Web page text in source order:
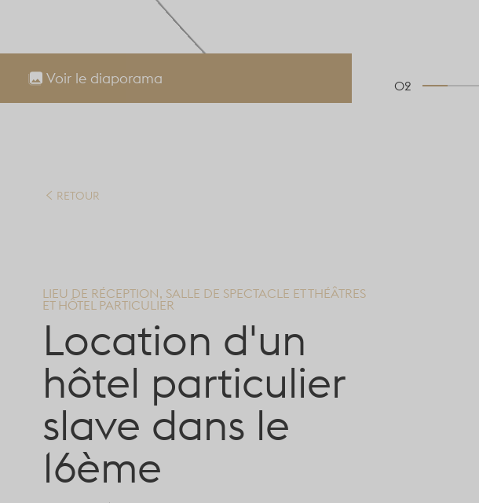
Voir le diaporama 02
RETOUR
LIEU DE RÉCEPTION, SALLE DE SPECTACLE ET THÉÂTRES
ET HÔTEL PARTICULIER
Location d'un
hôtel particulier
slave dans le
16ème